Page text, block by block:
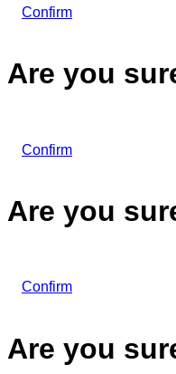
Confirm
Are you
Confirm
Are you
Confirm
Are you